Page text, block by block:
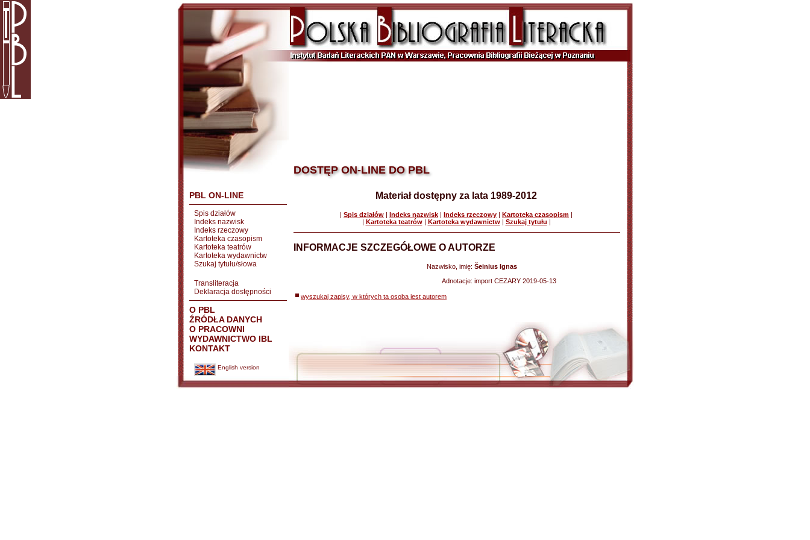
PBL ON-LINE
Spis działów
Indeks nazwisk
Indeks rzeczowy
Kartoteka czasopism
Kartoteka teatrów
Kartoteka wydawnictw
Szukaj tytułu/słowa
Transliteracja
Deklaracja dostępności
O PBL
ŹRÓDŁA DANYCH
O PRACOWNI
WYDAWNICTWO IBL
KONTAKT
English version
DOSTĘP ON-LINE DO PBL
Materiał dostępny za lata 1989-2012
| Spis działów | Indeks nazwisk | Indeks rzeczowy | Kartoteka czasopism |
| Kartoteka teatrów| Kartoteka wydawnictw| Szukaj tytułu |
INFORMACJE SZCZEGÓŁOWE O AUTORZE
Nazwisko, imię: Šeinius Ignas
Adnotacje: import CEZARY 2019-05-13
wyszukaj zapisy, w których ta osoba jest autorem